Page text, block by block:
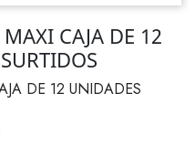
CAJA DE 12
DE 12 UNIDADES